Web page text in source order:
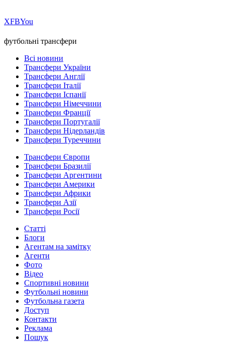
ХFBYou
футбольні трансфери
Всі новини
Трансфери України
Трансфери Англії
Трансфери Італії
Трансфери Іспанії
Трансфери Німеччини
Трансфери Франції
Трансфери Португалії
Трансфери Нідерландів
Трансфери Туреччини
Трансфери Європи
Трансфери Бразилії
Трансфери Аргентини
Трансфери Америки
Трансфери Африки
Трансфери Азії
Трансфери Росії
Статті
Блоги
Агентам на замітку
Агенти
Фото
Відео
Спортивні новини
Футбольні новини
Футбольна газета
Доступ
Контакти
Реклама
Пошук